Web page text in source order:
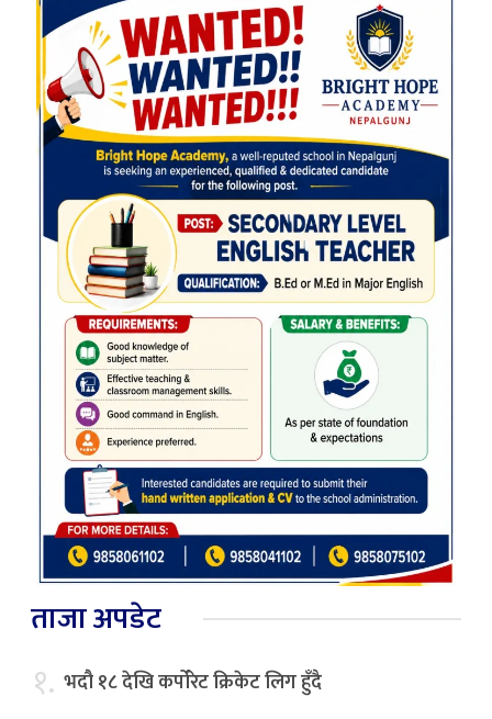
ताजा अपडेट
१. भदौ १८ देखि कर्पोरेट क्रिकेट लिग हुँदै